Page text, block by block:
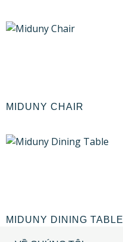
MIDUNY CHAIR
MIDUNY DINING TABLE